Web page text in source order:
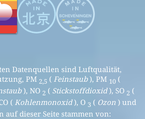
Datenquellen sind Luftqualität,
PM 2,5 ( Feinstaub), PM 10(
), NO 2 ( Stickstoffdioxid), SO 2 (
( Kohlenmonoxid), O 3 ( Ozon) und
auf dieser Seite stammen von: